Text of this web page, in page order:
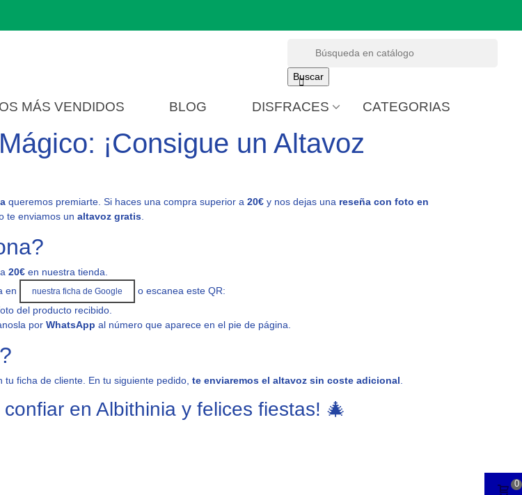

Buscar
MÁS VENDIDOS BLOG DISFRACES CATEGORIAS
¡Consigue un Altavoz
queremos premiarte. Si haces una compra superior a 20€ y nos dejas una reseña con foto en
te enviamos un altavoz gratis
20€ en nuestra tienda.
en
nuestra ficha de Google
o escanea este QR:
del producto recibido.
por WhatsApp al número que aparece en el pie de página.
ficha de cliente. En tu siguiente pedido, te enviaremos el altavoz sin coste adicional
confiar en Albithinia y felices fiestas! 🎄
0